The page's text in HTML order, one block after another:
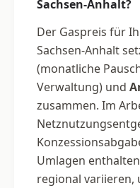
Sachsen-Anhalt?
Der Gaspreis für
Sachsen-Anhalt
(monatliche
Verwaltung) und
zusammen. Im
Umlagen
regional variieren,